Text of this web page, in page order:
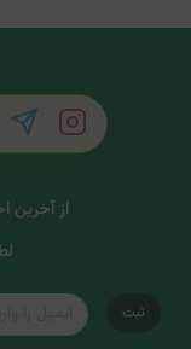
از آخرین
ثبت